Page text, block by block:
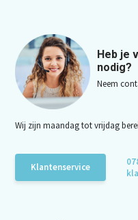
Heb je
nodig?
Neem
Wij zijn maandag tot vrijdag
Klantenservice